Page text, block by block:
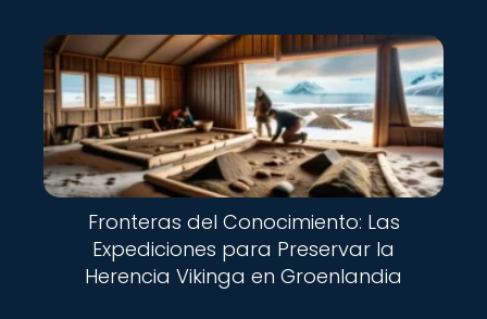
Fronteras del Conocimiento: Las
Expediciones para Preservar la
Herencia Vikinga en Groenlandia